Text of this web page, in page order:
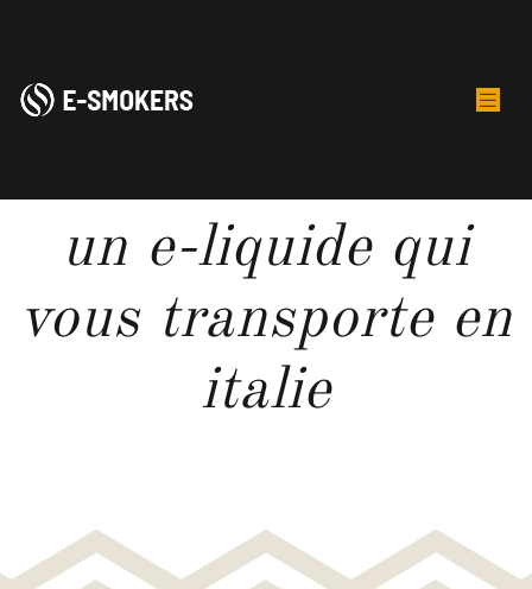
un e-liquide qui
vous transporte en
italie